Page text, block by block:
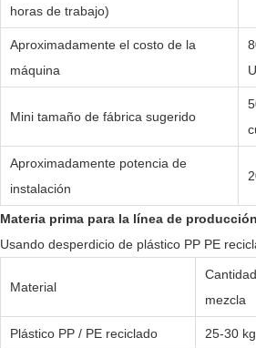
horas de trabajo)
Aproximadamente el costo de la
máquina
Mini tamaño de fábrica sugerido
Aproximadamente potencia de
instalación
Materia prima para la línea de
Usando desperdicio de plástico PP PE
Material
mezcla
Plástico PP / PE reciclado 25-30 kg